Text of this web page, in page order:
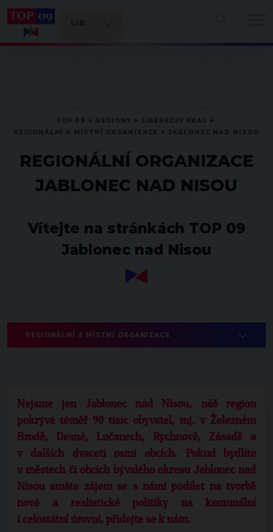
REGIONÁLNÍ ORGANIZACE
JABLONEC NAD NISOU
Vítejte na stránkách TOP 09
Jablonec nad Nisou
REGIONÁLNÍ A MÍSTNÍ ORGANIZACE
Nejsme jen Jablonec nad Nisou, náš region
pokrývá téměř 90 tisíc obyvatel, mj. v Železném
Brodě, Desné, Lučanech, Rychnově, Zásadě a
v dalších dvaceti osmi obcích. Pokud bydlíte
v městech či obcích bývalého okresu Jablonec nad
Nisou amáte zájem se s námi podílet na tvorbě
nové a realistické politiky na komunální
i celostátní úrovni, přidejte se k nám.